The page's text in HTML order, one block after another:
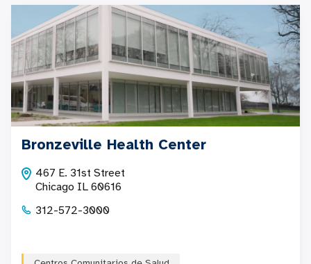
Bronzeville Health Center
467 E. 31st Street
Chicago IL 60616
312-572-3000